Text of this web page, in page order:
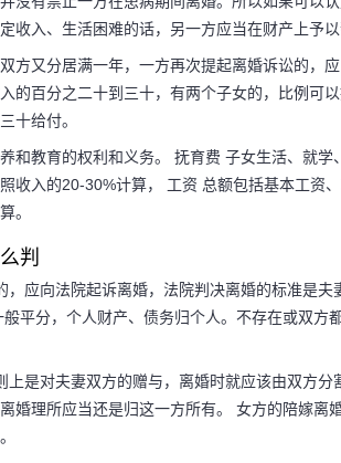
收入、生活困难的话，另一方应当在财产上予以
方又分居满一年，一方再次提起离婚诉讼的，
的百分之二十到三十，有两个子女的，比例可
十给付。
和教育的权利和义务。 抚育费 子女生活、就
收入的20-30%计算， 工资 总额包括基本工资
。
判
，应向法院起诉离婚，法院判决离婚的标准是
平分，个人财产、债务归个人。不存在或双方
上是对夫妻双方的赠与，离婚时就应该由双方
婚理所应当还是归这一方所有。 女方的陪嫁离